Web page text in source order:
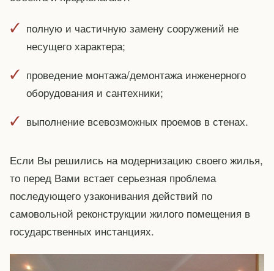
полную и частичную замену сооружений не
несущего характера;
проведение монтажа/демонтажа инженерного
оборудования и сантехники;
выполнение всевозможных проемов в стенах.
Если Вы решились на модернизацию своего жилья,
то перед Вами встает серьезная проблема
последующего узаконивания действий по
самовольной реконструкции жилого помещения в
государственных инстанциях.